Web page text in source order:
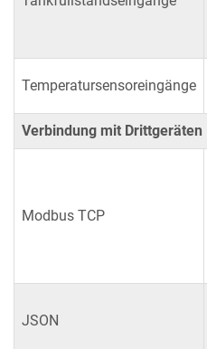
Temperatursensoreingänge
Verbindung mit Drittgeräten
Modbus TCP
JSON